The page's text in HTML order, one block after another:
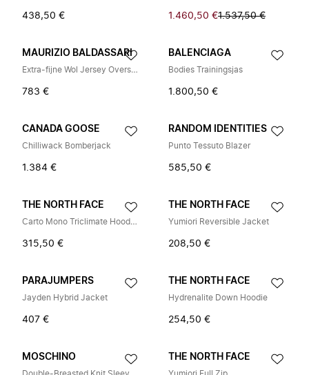
438,50 € 1.460,50 €1.537,50 €
MAURIZIO BALDASSARI
Extra-fijne Wol Jersey Overshirt
783 €
BALENCIAGA
Bodies Trainingsjas
1.800,50 €
CANADA GOOSE
Chilliwack Bomberjack
1.384 €
RANDOM IDENTITIES
Punto Tessuto Blazer
585,50 €
THE NORTH FACE
Carto Mono Triclimate Hooded Jacket
315,50 €
THE NORTH FACE
Yumiori Reversible Jacket
208,50 €
PARAJUMPERS
Jayden Hybrid Jacket
407 €
THE NORTH FACE
Hydrenalite Down Hoodie
254,50 €
MOSCHINO THE NORTH FACE